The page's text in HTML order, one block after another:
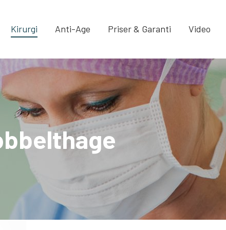
Kirurgi Anti-Age Priser & Garanti Video